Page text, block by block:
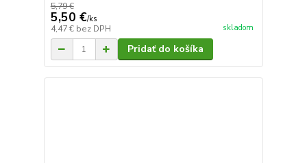
5,79 €
5,50 €/ks
4,47 € bez DPH skladom
Pridať do košíka